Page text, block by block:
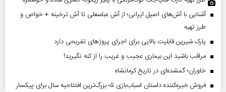
آشنایی با آش‌های اصیل ایرانی؛ از آش عباسعلی تا آش ترخینه + خواص و
طرز تهیه
پارک شیرین قابلیت‌ بالایی برای اجرای پروژهای تفریحی دارد
مراقب باشید این بیماری عجیب و غریب را از کنه نگیرید!
خاوران؛ گمشده‌ای در تاریخ کرمانشاه
فروش خیره‌کننده داستان اسباب‌بازی ۵؛ بزرگ‌ترین افتتاحیه سال برای پیکسار